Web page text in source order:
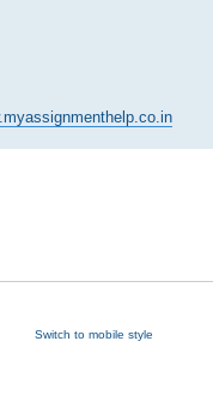
Switch to mobile style